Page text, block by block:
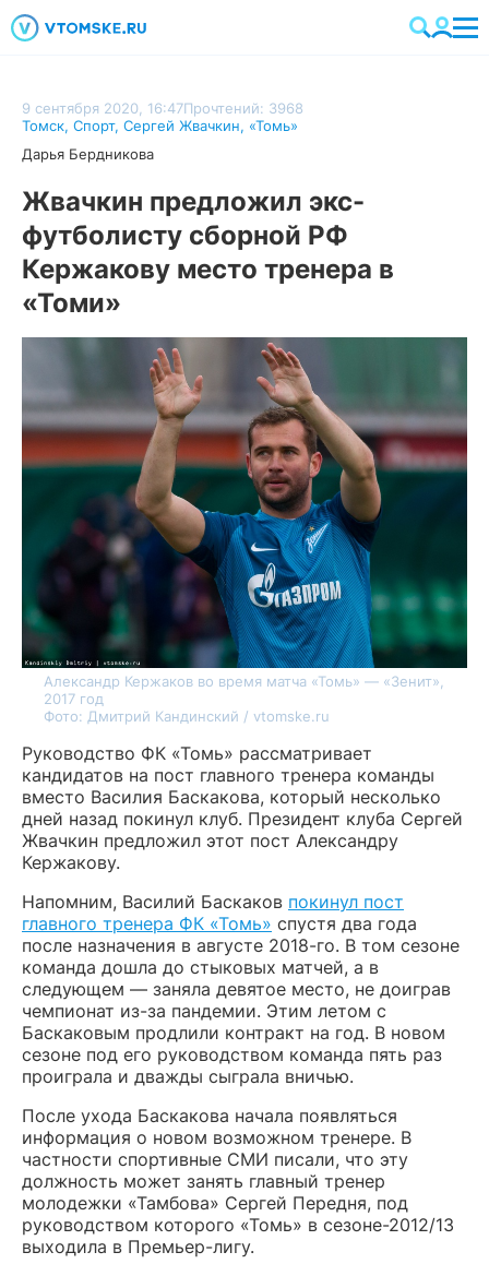
9 сентября 2020, 16:47Прочтений: 3968
Томск, Спорт, Сергей Жвачкин, «Томь»
Дарья Бердникова
Жвачкин предложил экс-
футболисту сборной РФ
Кержакову место тренера в
«Томи»
Александр Кержаков во время матча «Томь» — «Зенит»,
2017 год
Фото: Дмитрий Кандинский / vtomske.ru
Руководство ФК «Томь» рассматривает
кандидатов на пост главного тренера команды
вместо Василия Баскакова, который несколько
дней назад покинул клуб. Президент клуба Сергей
Жвачкин предложил этот пост Александру
Кержакову.
Напомним, Василий Баскаков покинул пост
главного тренера ФК «Томь» спустя два года
после назначения в августе 2018-го. В том сезоне
команда дошла до стыковых матчей, а в
следующем — заняла девятое место, не доиграв
чемпионат из-за пандемии. Этим летом с
Баскаковым продлили контракт на год. В новом
сезоне под его руководством команда пять раз
проиграла и дважды сыграла вничью.
После ухода Баскакова начала появляться
информация о новом возможном тренере. В
частности спортивные СМИ писали, что эту
должность может занять главный тренер
молодежки «Тамбова» Сергей Передня, под
руководством которого «Томь» в сезоне-2012/13
выходила в Премьер-лигу.